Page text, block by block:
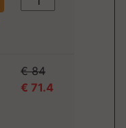
€ 84
€ 71.4